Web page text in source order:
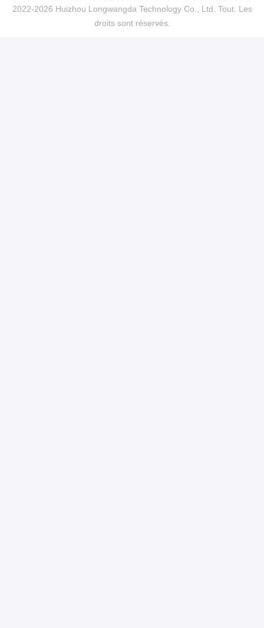
2022-2026 Huizhou Longwangda Technology Co., Ltd. Tout. Les
droits sont réservés.